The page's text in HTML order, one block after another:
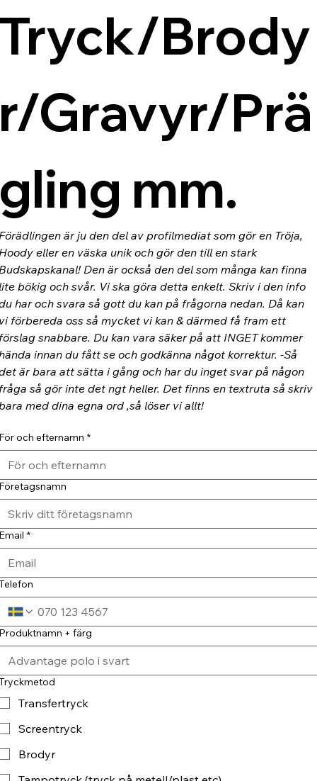
Brody
Gravyr/Prä
mm.
är ju den del av profilmediat som gör en Tröja,
eller en väska unik och gör den till en stark
Den är också den del som många kan finna
bökig och svår. Vi ska göra detta enkelt. Skriv i den info
har och svara så gott du kan på frågorna nedan. Då kan
förbereda oss så mycket vi kan & därmed få fram ett
snabbare. Du kan vara säker på att INGET kommer
innan du fått se och godkänna något korrektur. -Så
är bara att sätta i gång och har du inget svar på någon
så gör inte det ngt heller. Det finns en textruta så skriv
med dina egna ord ,så löser vi allt!
och efternamn *
*
+ färg
Transfertryck
Screentryck
Brodyr